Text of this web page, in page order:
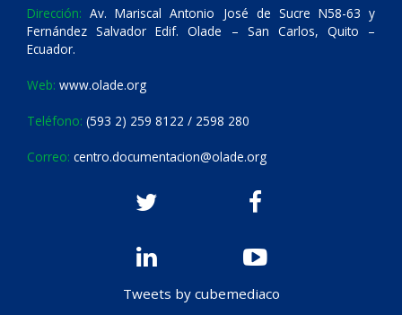
Dirección: Av. Mariscal Antonio José de Sucre N58-63 y
Fernández Salvador Edif. Olade – San Carlos, Quito –
Ecuador.
Web: www.olade.org
Teléfono: (593 2) 259 8122 / 2598 280
Correo: centro.documentacion@olade.org
Tweets by cubemediaco